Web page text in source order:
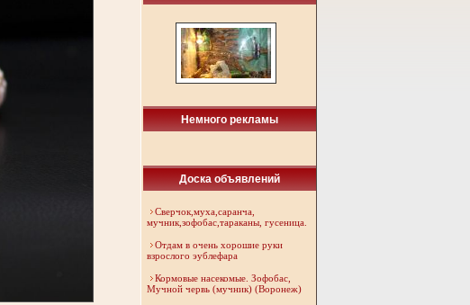
Немного рекламы
Доска объявлений
Сверчок,муха,саранча,
мучник,зофобас,тараканы, гусеница.
Отдам в очень хорошие руки
взрослого эублефара
Кормовые насекомые. Зофобас,
Мучной червь (мучник) (Воронеж)